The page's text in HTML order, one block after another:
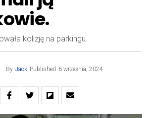
kolizję na parkingu.
By Jack Published 6 września, 2024